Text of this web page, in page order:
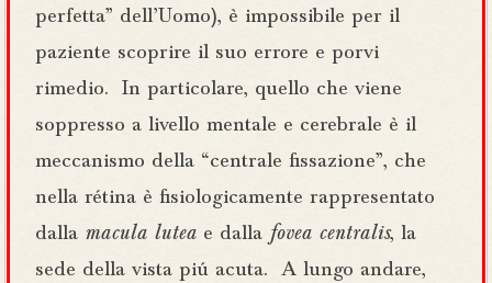
perfetta” dell’Uomo), è impossibile per il
paziente scoprire il suo errore e porvi
rimedio. In particolare, quello che viene
soppresso a livello mentale e cerebrale è il
meccanismo della “centrale fissazione”, che
nella rétina è fisiologicamente rappresentato
dalla macula lutea e dalla fovea centralis, la
sede della vista piú acuta. A lungo andare,